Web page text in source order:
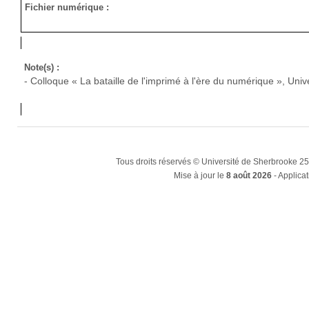
Fichier numérique :
Note(s) :
- Colloque « La bataille de l'imprimé à l'ère du numérique »,
Tous droits réservés © Université de Sherbrooke
Mise à jour le 8 août 2026 -